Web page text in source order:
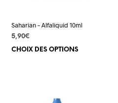
Ce
Saharian – Alfaliquid 10ml
5,90€
CHOIX DES OPTIONS